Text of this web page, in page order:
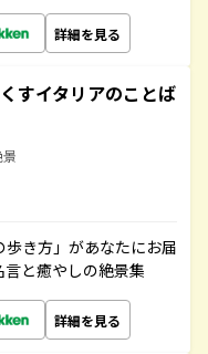
詳細を見る
すイタリアのことば
き方」があなたにお届
と癒やしの絶景集
詳細を見る